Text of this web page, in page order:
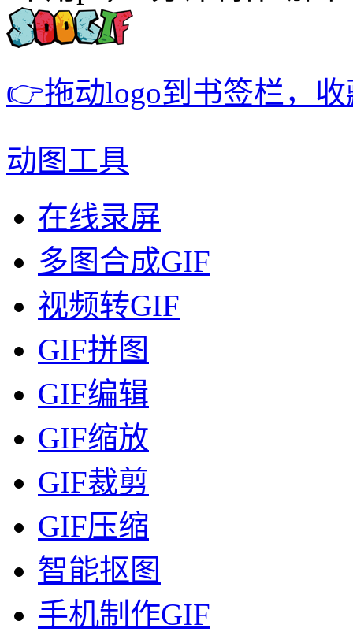
👉拖动logo到书签栏，
动图工具
在线录屏
多图合成GIF
视频转GIF
GIF拼图
GIF编辑
GIF缩放
GIF裁剪
GIF压缩
智能抠图
手机制作GIF